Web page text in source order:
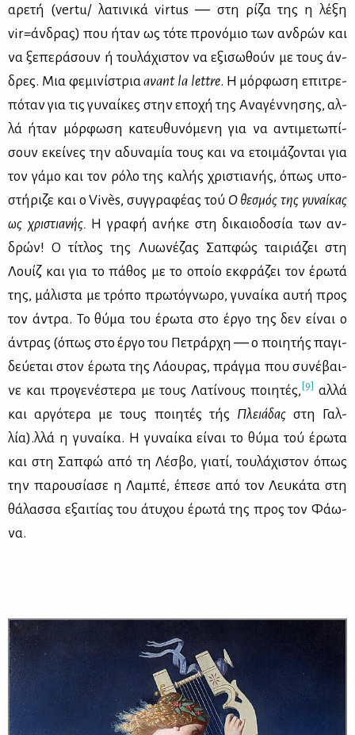
αρε­τή (vertu/ λα­τι­νι­κά virtus ― στη ρί­ζα της η λέ­ξη
vir=άν­δρας) που ήταν ως τό­τε προ­νό­μιο των αν­δρών και
να ξε­πε­ρά­σουν ή του­λά­χι­στον να εξι­σω­θούν με τους άν­
δρες. Μια φε­μι­νί­στριαavant la lettre. Η μόρ­φω­ση επι­τρε­
πό­ταν για τις γυ­ναί­κες στην επο­χή της Ανα­γέν­νη­σης, αλ­
λά ήταν μόρ­φω­ση κα­τευ­θυ­νό­με­νη για να αντι­με­τω­πί­
σουν εκεί­νες την αδυ­να­μία τους και να ετοι­μά­ζο­νται για
τον γά­μο και τον ρό­λο της κα­λής χρι­στια­νής, όπως υπο­
στή­ρι­ζε και ο Vivès, συγ­γρα­φέ­ας τού Ο θε­σμός της γυ­ναί­κας
ως χρι­στια­νής. Η γρα­φή ανή­κε στη δι­καιο­δο­σία των αν­
δρών! Ο τί­τλος της Λυω­νέ­ζας Σαπ­φώς ται­ριά­ζει στη
Λουίζ και για το πά­θος με το οποίο εκ­φρά­ζει τον έρω­τά
της, μά­λι­στα με τρό­πο πρω­τό­γνω­ρο, γυ­ναί­κα αυ­τή προς
τον άντρα. Το θύ­μα του έρω­τα στο έρ­γο της δεν εί­ναι ο
άντρας (όπως στο έρ­γο του Πε­τράρ­χη ― ο ποι­η­τής πα­γι­
δεύ­ε­ται στον έρω­τα της Λά­ου­ρας, πράγ­μα που συ­νέ­βαι­
νε και προ­γε­νέ­στε­ρα με τους Λα­τί­νους ποι­η­τές, [9] αλ­λά
και αρ­γό­τε­ρα με τους ποι­η­τές τής Πλειά­δαςστη Γαλ­
λία).λλά η γυ­ναί­κα. Η γυ­ναί­κα εί­ναι το θύ­μα τού έρω­τα
και στη Σαπ­φώ από τη Λέ­σβο, για­τί, του­λά­χι­στον όπως
την πα­ρου­σί­α­σε η Λα­μπέ, έπε­σε από τον Λευ­κά­τα στη
θά­λασ­σα εξαι­τί­ας του άτυ­χου έρω­τά της προς τον Φά­ω­
να.